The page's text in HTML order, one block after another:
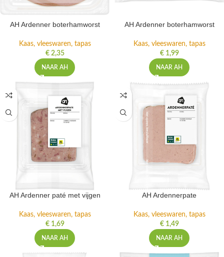
AH Ardenner boterhamworst
Kaas, vleeswaren, tapas
€2,35
NAAR AH
AH Ardenner boterhamworst
Kaas, vleeswaren, tapas
€1,99
NAAR AH
AH Ardenner paté met vijgen
Kaas, vleeswaren, tapas
€1,69
NAAR AH
AH Ardennerpate
Kaas, vleeswaren, tapas
€1,49
NAAR AH